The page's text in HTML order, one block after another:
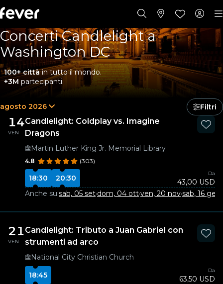
Concerti Candlelight a
Washington DC
100+ cittàin tutto il mondo.
+3M partecipanti.
agosto 2026 Filtri
14
VEN
Candlelight: Coldplay vs. Imagine
Dragons
Martin Luther King Jr. Memorial Library
4.8 (303)
18:30 20:30
Da
43,00 USD
Anche su:sab, 05 set·dom, 04 ott·ven, 20 nov·sab, 16 gen
21
VEN
Candlelight: Tributo a Juan Gabriel con
strumenti ad arco
National City Christian Church
18:45
Da
63,50 USD